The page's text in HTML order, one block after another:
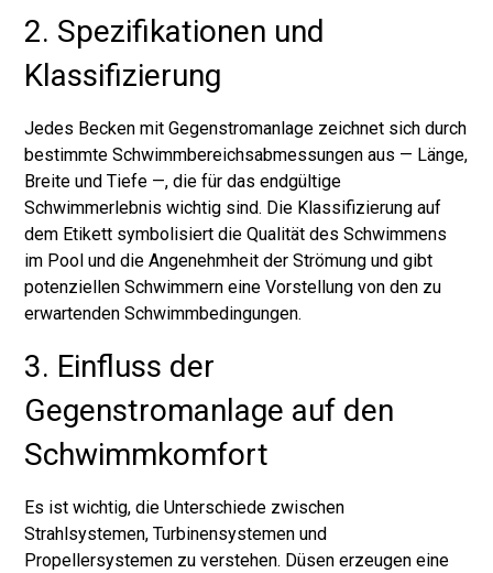
2. Spezifikationen und
Klassifizierung
Jedes Becken mit Gegenstromanlage zeichnet sich durch
bestimmte Schwimmbereichsabmessungen aus — Länge,
Breite und Tiefe —, die für das endgültige
Schwimmerlebnis wichtig sind. Die Klassifizierung auf
dem Etikett symbolisiert die Qualität des Schwimmens
im Pool und die Angenehmheit der Strömung und gibt
potenziellen Schwimmern eine Vorstellung von den zu
erwartenden Schwimmbedingungen.
3. Einfluss der
Gegenstromanlage auf den
Schwimmkomfort
Es ist wichtig, die Unterschiede zwischen
Strahlsystemen, Turbinensystemen und
Propellersystemen zu verstehen. Düsen erzeugen eine